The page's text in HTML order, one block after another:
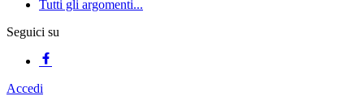
Tutti gli argomenti...
Seguici su
Accedi